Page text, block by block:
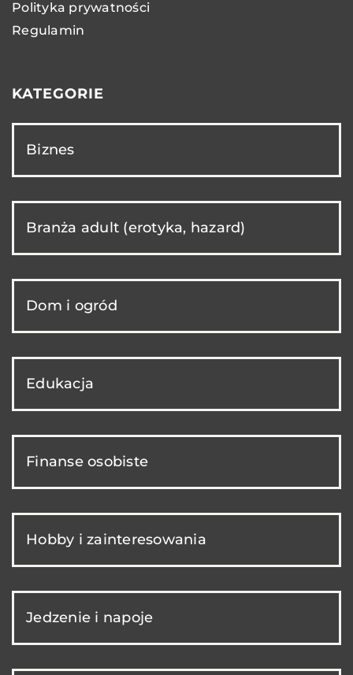
Polityka prywatności
Regulamin
KATEGORIE
Biznes
Branża adult (erotyka, hazard)
Dom i ogród
Edukacja
Finanse osobiste
Hobby i zainteresowania
Jedzenie i napoje